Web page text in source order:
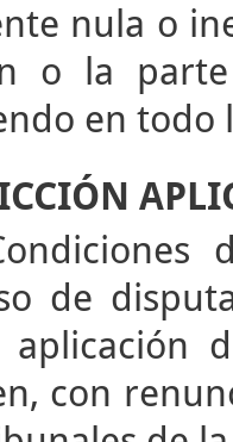
nula o
o la
en todo
de
con